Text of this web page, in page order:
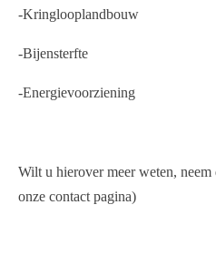
-Kringlooplandbouw
-Bijensterfte
-Energievoorziening
Wilt u hierover meer weten,
onze contact pagina)